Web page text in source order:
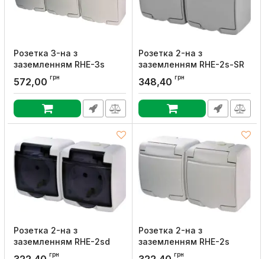
Розетка 3-на з
заземленням RHE-3s
біла/біла кришка IP54,
ETI
Артикул:4668023
572,00 грн
Розетка 2-на з
заземленням RHE-2s-SR
сіра/сіра кришка IP54, ETI
Артикул:
348,40 грн
Розетка 2-на з
заземленням RHE-2sd
біла/прозора кришка
грн
Розетка 2-на з
заземленням RHE-2s
біла/біла кришка IP54,
грн